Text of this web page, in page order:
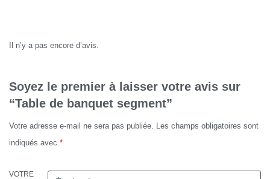
Il n’y a pas encore d’avis.
Soyez le premier à laisser votre avis sur
“Table de banquet segment”
Votre adresse e-mail ne sera pas publiée.
Les champs obligatoires sont
indiqués avec *
VOTRE